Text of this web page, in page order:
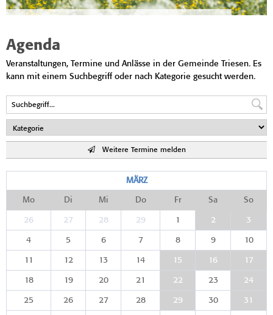
Agenda
Veranstaltungen, Termine und Anlässe in der Gemeinde Triesen. Es
kann mit einem Suchbegriff oder nach Kategorie gesucht werden.
Weitere Termine melden
MÄRZ
Mo Di Mi Do Fr Sa So
26 27 28 29 1 2 3
4 5 6 7 8 9 10
11 12 13 14 15 16 17
18 19 20 21 22 23 24
25 26 27 28 29 30 31